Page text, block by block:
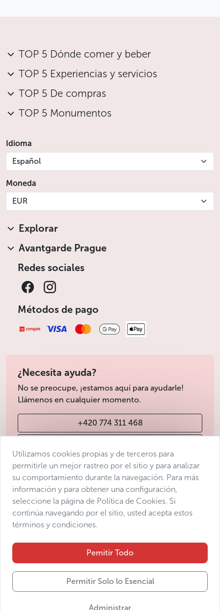
TOP 5 Dónde comer y beber
TOP 5 Experiencias y servicios
TOP 5 De compras
TOP 5 Monumentos
Idioma
Español
Moneda
EUR
Explorar
Avantgarde Prague
Redes sociales
Métodos de pago
¿Necesita ayuda?
No se preocupe, ¡estamos aquí para ayudarle!
Llámenos en cualquier momento.
+420 774 311 468
Condiciones de venta
Protección de datos
Declaración de accesibilidad
Manage consent
Utilizamos cookies propias y de terceros para
permitirle un mejor rastreo por el sitio y para analizar
su comportamiento durante la navegación. Para más
información y para obtener una configuración,
seleccione la página de Política de Cookies. Si
continúa navegando por el sitio, usted acepta estos
términos y condiciones.
Pemitir Todo
Permitir Solo lo Esencial
Administrar